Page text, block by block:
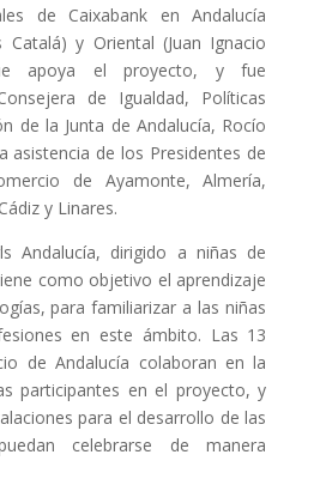
de Caixabank en Andalucía
Catalá) y Oriental (Juan Ignacio
apoya el proyecto, y fue
de Igualdad, Políticas
de la Junta de Andalucía, Rocío
asistencia de los Presidentes de
de Ayamonte, Almería,
y Linares.
Andalucía, dirigido a niñas de
como objetivo el aprendizaje
para familiarizar a las niñas
en este ámbito. Las 13
de Andalucía colaboran en la
participantes en el proyecto, y
para el desarrollo de las
celebrarse de manera